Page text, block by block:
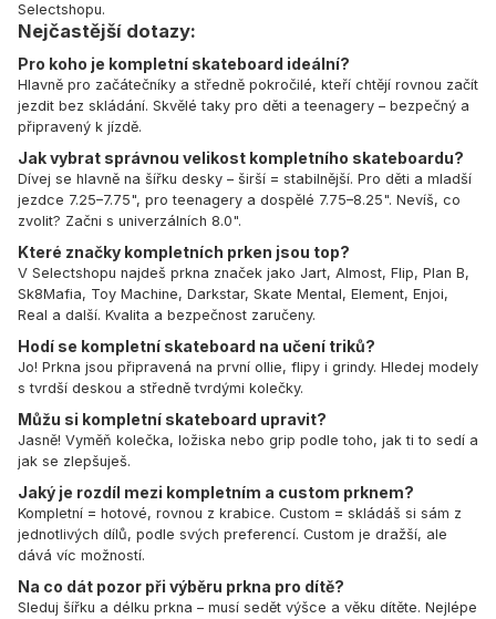
Selectshopu.
Nejčastější dotazy:
Pro koho je kompletní skateboard ideální?
Hlavně pro začátečníky a středně pokročilé, kteří chtějí rovnou začít
jezdit bez skládání. Skvělé taky pro děti a teenagery – bezpečný a
připravený k jízdě.
Jak vybrat správnou velikost kompletního skateboardu?
Dívej se hlavně na šířku desky – širší = stabilnější. Pro děti a mladší
jezdce 7.25–7.75", pro teenagery a dospělé 7.75–8.25". Nevíš, co
zvolit? Začni s univerzálních 8.0".
Které značky kompletních prken jsou top?
V Selectshopu najdeš prkna značek jako Jart, Almost, Flip, Plan B,
Sk8Mafia, Toy Machine, Darkstar, Skate Mental, Element, Enjoi,
Real a další. Kvalita a bezpečnost zaručeny.
Hodí se kompletní skateboard na učení triků?
Jo! Prkna jsou připravená na první ollie, flipy i grindy. Hledej modely
s tvrdší deskou a středně tvrdými kolečky.
Můžu si kompletní skateboard upravit?
Jasně! Vyměň kolečka, ložiska nebo grip podle toho, jak ti to sedí a
jak se zlepšuješ.
Jaký je rozdíl mezi kompletním a custom prknem?
Kompletní = hotové, rovnou z krabice. Custom = skládáš si sám z
jednotlivých dílů, podle svých preferencí. Custom je dražší, ale
dává víc možností.
Na co dát pozor při výběru prkna pro dítě?
Sleduj šířku a délku prkna – musí sedět výšce a věku dítěte. Nejlépe